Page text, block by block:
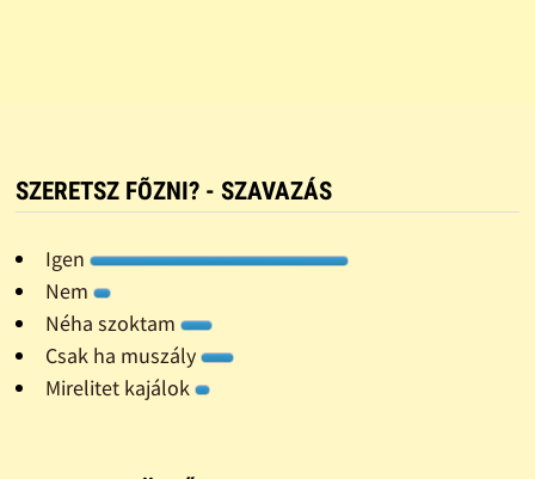
SZERETSZ FÕZNI? - SZAVAZÁS
Igen
Nem
Néha szoktam
Csak ha muszály
Mirelitet kajálok